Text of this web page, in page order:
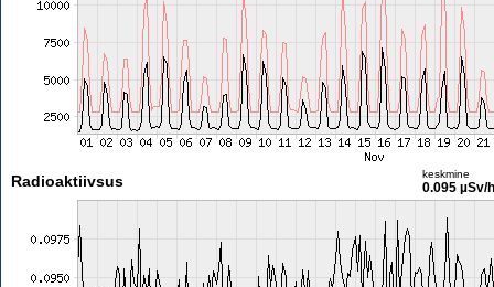
Radioaktiivsus keskmine
0.095 µSv/h